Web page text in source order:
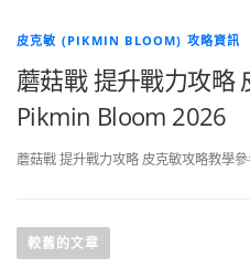
皮克敏 (PIKMIN BLOOM) 攻略資訊
蘑菇戰 提升戰力攻略
Pikmin Bloom 2026
蘑菇戰 提升戰力攻略 皮克敏攻略教學
章
較舊的文章